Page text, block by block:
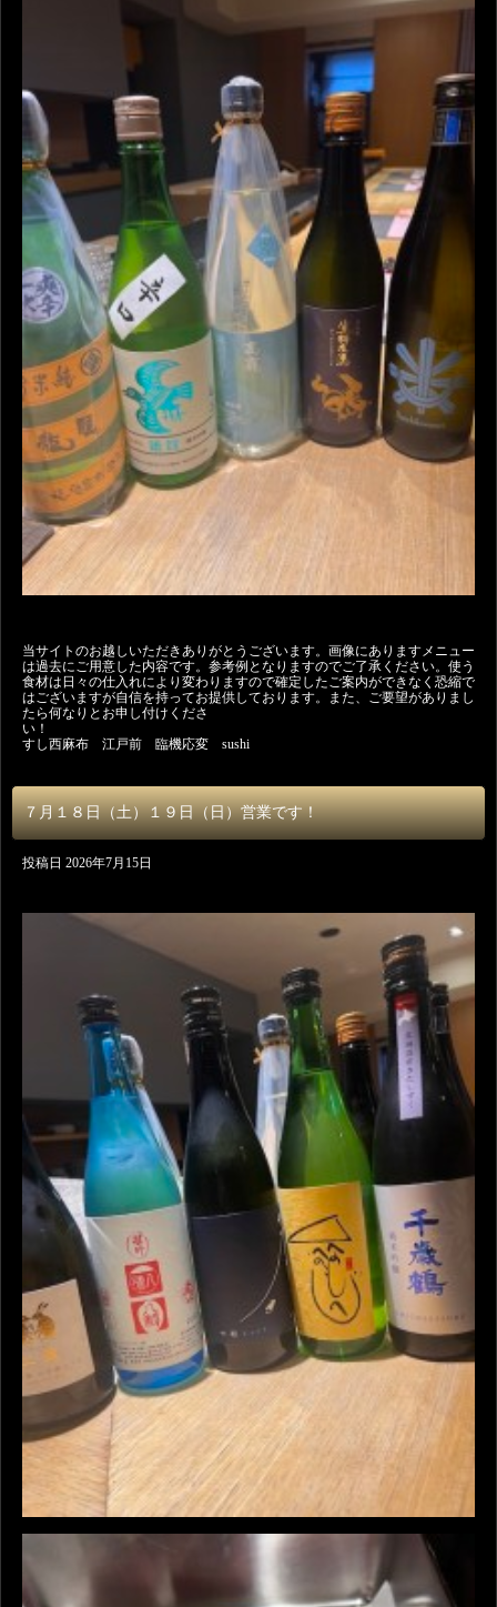
当サイトのお越しいただきありがとうございます。画像にありますメニュー
は過去にご用意した内容です。参考例となりますのでご了承ください。使う
食材は日々の仕入れにより変わりますので確定したご案内ができなく恐縮で
はございますが自信を持ってお提供しております。また、ご要望がありまし
たら何なりとお申し付けくださ
い
すし西麻布 江戸前 臨機応変 sushi
７月１８日（土）１９日（日）営業です！
投稿日 2026年7月15日